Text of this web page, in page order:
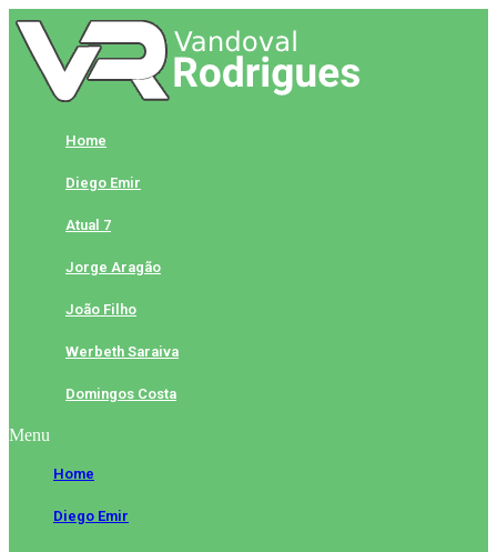
Skip
to
content
Home
Diego Emir
Atual 7
Jorge Aragão
João Filho
Werbeth Saraiva
Domingos Costa
Menu
Home
Diego Emir